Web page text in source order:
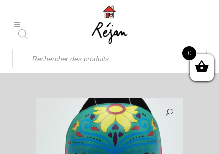
Recherche
produits
0